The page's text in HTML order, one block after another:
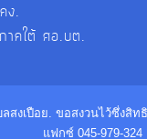
ง.
าคใต้ ศอ.บต.
งเปือย. ขอสงวนไว้ซึ่งสิ
แฟกซ์ 045-979-